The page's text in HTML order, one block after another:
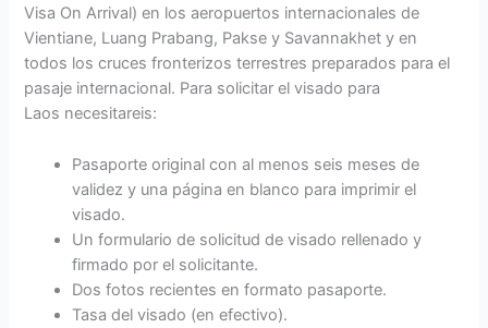
Visa On Arrival) en los aeropuertos internacionales de
Vientiane, Luang Prabang, Pakse y Savannakhet y en
todos los cruces fronterizos terrestres preparados para el
pasaje internacional. Para solicitar el visado para
Laos necesitareis:
Pasaporte original con al menos seis meses de
validez y una página en blanco para imprimir el
visado.
Un formulario de solicitud de visado rellenado y
firmado por el solicitante.
Dos fotos recientes en formato pasaporte.
Tasa del visado (en efectivo).